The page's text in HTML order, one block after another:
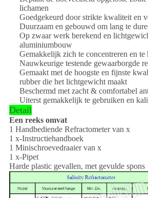
lichamen
Goedgekeurd door strikte kwaliteit en
Duurzaam en gebouwd om lang te
Op zwaar werk berekend en
aluminiumbouw
Gemakkelijk zich te concentreren en te
Nauwkeurige testende gewaarborgde
Gemaakt met de hoogste en fijnste
rubber die het lichtgewicht maakt
Beschermd met zacht & comfortabel
Uiterst gemakkelijk te gebruiken en
Detail
Een reeks omvat
1 Handbediende Refractometer van x
1 x-Instructiehandboek
1 Minischroevedraaier van x
1 x-Pipet
Harde plastic gevallen, met gevulde spons